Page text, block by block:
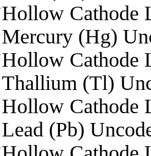
Hollow Cathode
Mercury (Hg)
Hollow Cathode
Thallium (Tl)
Hollow Cathode
Lead (Pb)